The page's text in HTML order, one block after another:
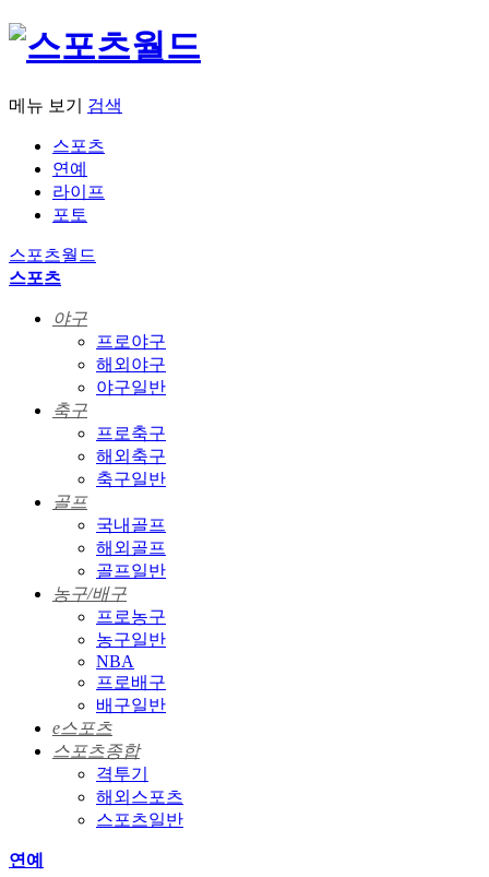
메뉴 보기 검색
스포츠
연예
라이프
포토
스포츠월드
스포츠
야구
프로야구
해외야구
야구일반
축구
프로축구
해외축구
축구일반
골프
국내골프
해외골프
골프일반
농구/배구
프로농구
농구일반
NBA
프로배구
배구일반
e스포츠
스포츠종합
격투기
해외스포츠
스포츠일반
연예